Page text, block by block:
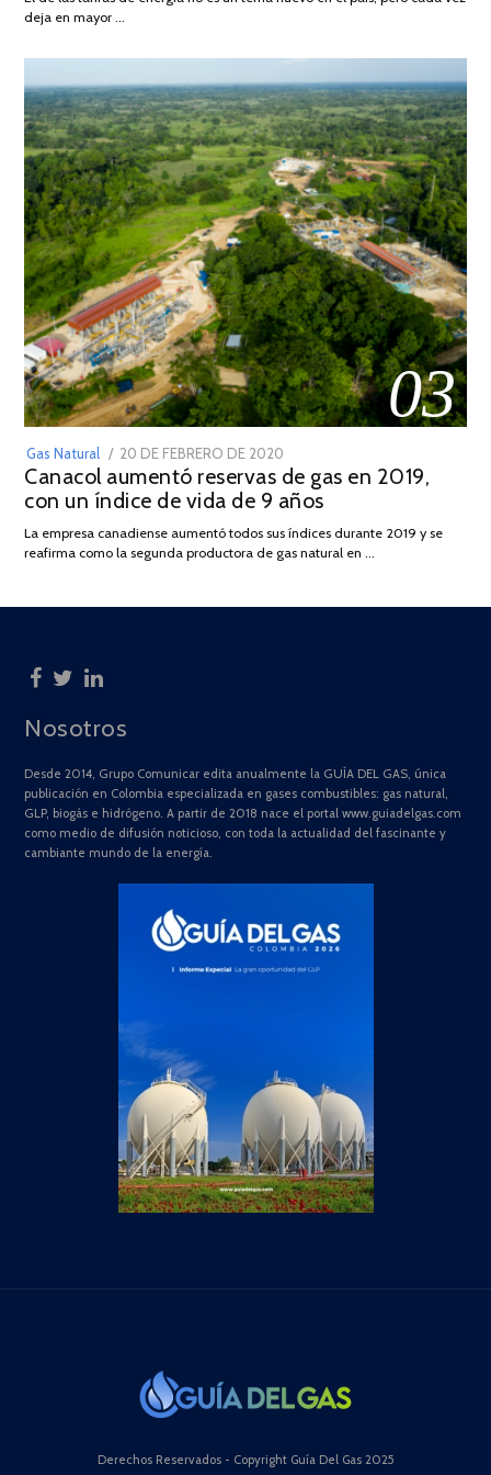
DE
deja en mayor …
03
Gas Natural
POSTED
ON
20 DE FEBRERO DE 2020
DE
JULIO
2025
Canacol aumentó reservas de gas en 2019,
con un índice de vida de 9 años
La empresa canadiense aumentó todos sus índices durante 2019 y se
reafirma como la segunda productora de gas natural en …
Nosotros
Desde 2014, Grupo Comunicar edita anualmente la GUÍA DEL GAS, única
publicación en Colombia especializada en gases combustibles: gas natural,
GLP, biogás e hidrógeno. A partir de 2018 nace el portal www.guiadelgas.com
como medio de difusión noticioso, con toda la actualidad del fascinante y
cambiante mundo de la energía.
Derechos Reservados - Copyright Guía Del Gas 2025